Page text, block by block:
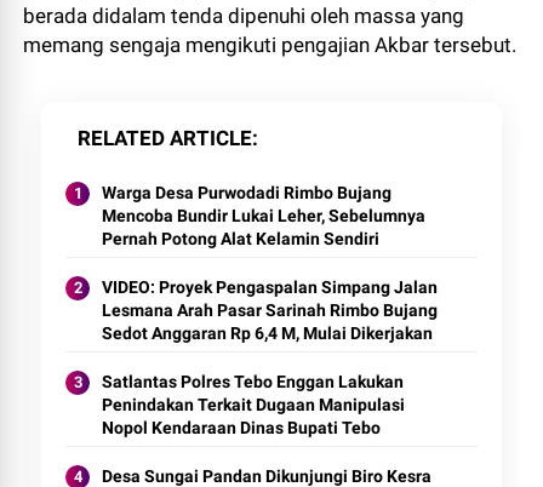
berada didalam tenda dipenuhi oleh massa yang
memang sengaja mengikuti pengajian Akbar tersebut.
RELATED ARTICLE
Warga Desa Purwodadi Rimbo Bujang
Mencoba Bundir Lukai Leher, Sebelumnya
Pernah Potong Alat Kelamin Sendiri
VIDEO: Proyek Pengaspalan Simpang Jalan
Lesmana Arah Pasar Sarinah Rimbo Bujang
Sedot Anggaran Rp 6,4 M, Mulai Dikerjakan
Satlantas Polres Tebo Enggan Lakukan
Penindakan Terkait Dugaan Manipulasi
Nopol Kendaraan Dinas Bupati Tebo
Desa Sungai Pandan Dikunjungi Biro Kesra